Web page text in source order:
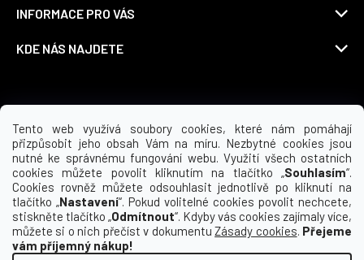
Tento web využívá soubory cookies, které nám pomáhají
přizpůsobit jeho obsah Vám na míru. Nezbytné cookies jsou
nutné ke správnému fungování webu. Využití všech ostatních
cookies můžete povolit kliknutím na tlačítko „Souhlasím“.
Cookies rovněž můžete odsouhlasit jednotlivě po kliknutí na
tlačítko „Nastavení“. Pokud volitelné cookies povolit nechcete,
stiskněte tlačítko „Odmítnout“. Kdyby vás cookies zajímaly více,
můžete si o nich přečíst v dokumentuZásady cookies. Přejeme
vám příjemný nákup!
INFORMACE PRO VÁS
KDE NÁS NAJDETE
Možnosti dopravy